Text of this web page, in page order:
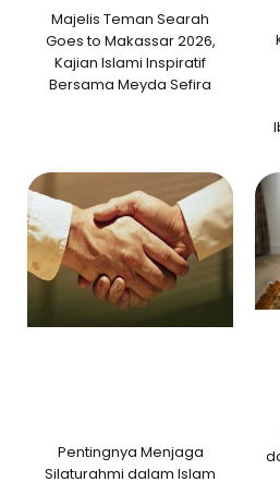
Majelis Teman Searah
Goes to Makassar 2026,
Kajian Islami Inspiratif
Bersama Meyda Sefira
Pentingnya Menjaga
Silaturahmi dalam Islam